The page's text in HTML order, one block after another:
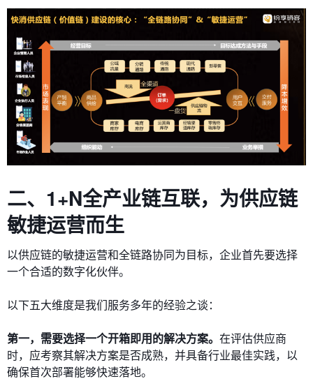
二、1+N全产业链互联，为供应链
敏捷运营而生
以供应链的敏捷运营和全链路协同为目标，企业首先要选择
一个合适的数字化伙伴。
以下五大维度是我们服务多年的经验之谈：
第一，需要选择一个开箱即用的解决方案。 在评估供应商
时，应考察其解决方案是否成熟，并具备行业最佳实践，以
确保首次部署能够快速落地。